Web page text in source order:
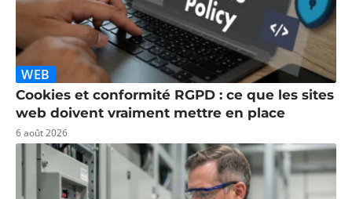
WEB
Cookies et conformité RGPD : ce que les sites
web doivent vraiment mettre en place
6 août 2026